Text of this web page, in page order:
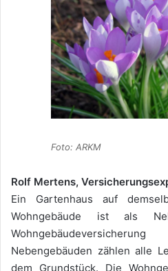
Foto: ARKM
Rolf Mertens,
Ein Gartenhaus auf
Wohngebäude ist als
Nebengebäuden zählen alle
dem Grundstück. Die